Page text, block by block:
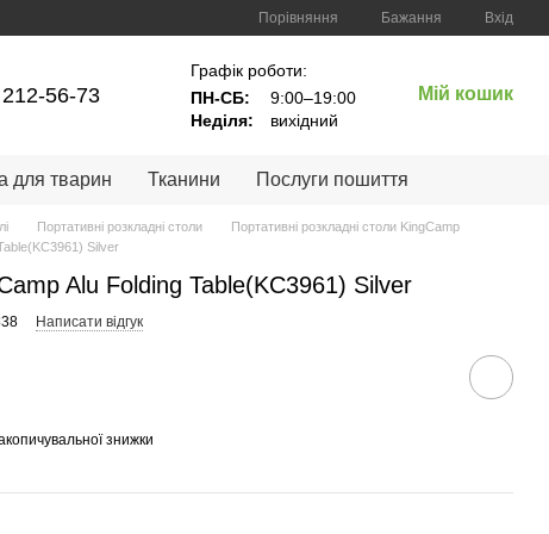
Порівняння Бажання Вхід
56-73
Графік роботи:
ПН-СБ:
9:00–19:00
Неділя:
вихідний
Мій кошик
для тварин Тканини Послуги пошиття
Портативні розкладні столи
Портативні розкладні столи KingCamp
Silver
Alu Folding Table(KC3961) Silver
Написати відгук
знижки